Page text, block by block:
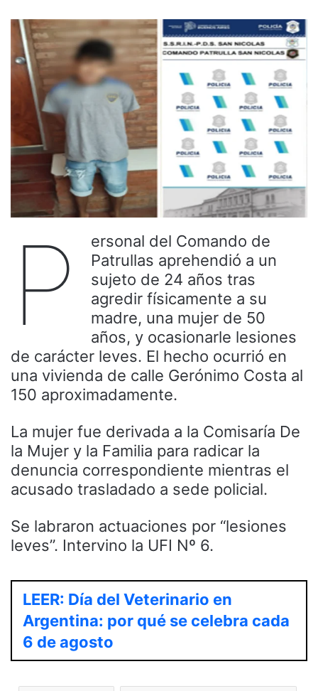
P
ersonal del Comando de
Patrullas aprehendió a un
sujeto de 24 años tras
agredir físicamente a su
madre, una mujer de 50
años, y ocasionarle lesiones
de carácter leves. El hecho ocurrió en
una vivienda de calle Gerónimo Costa al
150 aproximadamente.
La mujer fue derivada a la Comisaría De
la Mujer y la Familia para radicar la
denuncia correspondiente mientras el
acusado trasladado a sede policial.
Se labraron actuaciones por “lesiones
leves”. Intervino la UFI Nº 6.
LEER: Día del Veterinario en
Argentina: por qué se celebra cada
6 de agosto